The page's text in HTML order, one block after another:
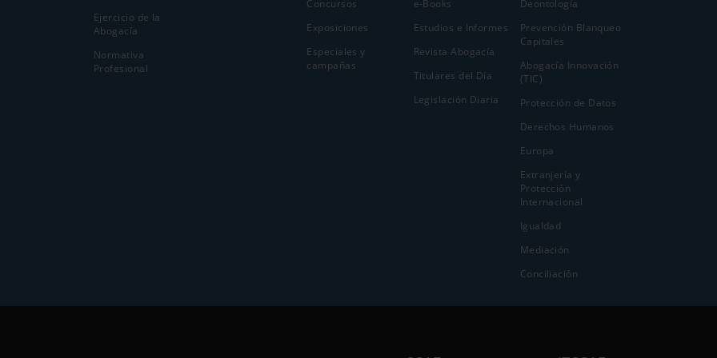
Ejercicio de la
Abogací­a
Normativa
Profesional
Concursos
Exposiciones
Especiales y
campañas
e-Books
Estudios e Informes
Revista Abogacía
Titulares del Día
Legislación Diaria
Deontología
Prevención Blanqueo
Capitales
Abogacía Innovación
(TIC)
Protección de Datos
Derechos Humanos
Europa
Extranjería y
Protección
Internacional
Igualdad
Mediación
Conciliación